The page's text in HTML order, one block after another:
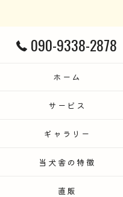
090-9338-2878
ホーム
サービス
ギャラリー
当犬舎の特徴
直販